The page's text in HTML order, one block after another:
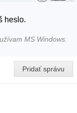
heslo.
MS Windows.
Pridať správu